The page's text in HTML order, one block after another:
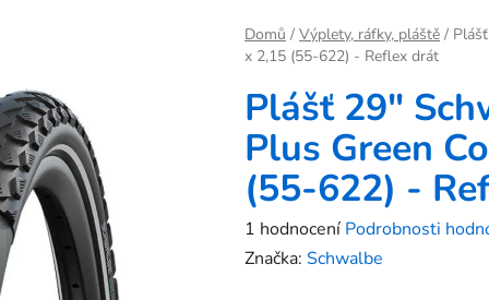
Domů / Výplety, ráfky, pláště /
x 2,15 (55-622) - Reflex drát
Plášť 29"
Plus Green
(55-622) -
Průměrné
hodnocení
1 hodnocení Podrobnosti
Značka: Schwalbe